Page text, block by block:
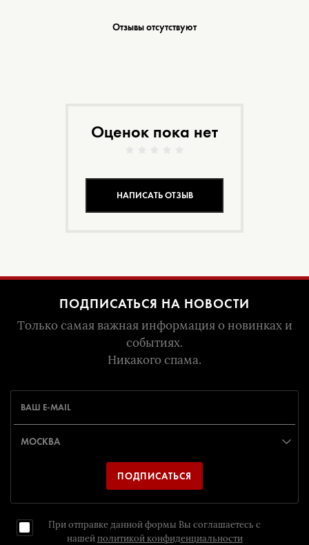
Отзывы отсутствуют
Оценок пока нет
НАПИСАТЬ ОТЗЫВ
ПОДПИСАТЬСЯ НА НОВОСТИ
Только самая важная информация о новинках и
событиях.
Никакого спама.
ПОДПИСАТЬСЯ
При отправке данной формы Вы соглашаетесь с
нашей политикой конфиденциальности